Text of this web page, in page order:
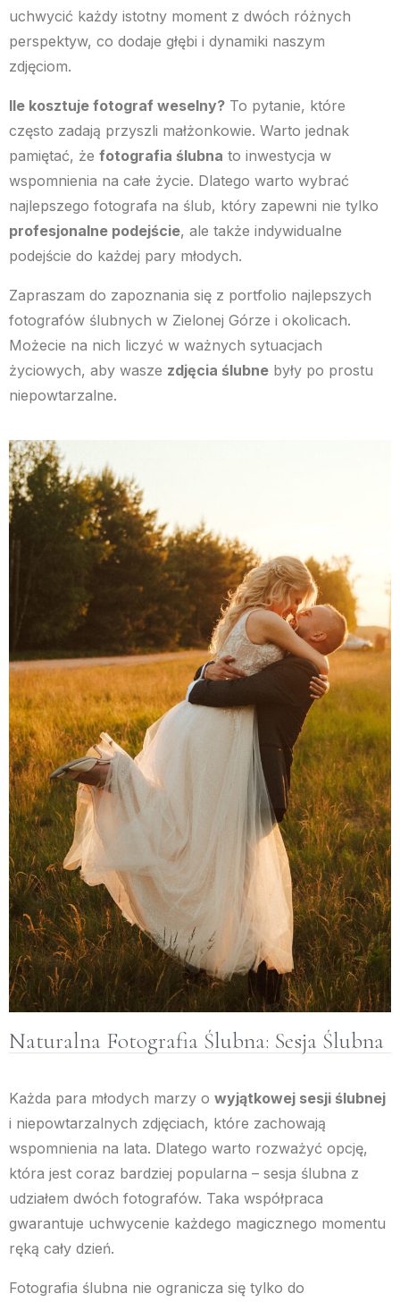
uchwycić każdy istotny moment z dwóch różnych
perspektyw, co dodaje głębi i dynamiki naszym
zdjęciom.
Ile kosztuje fotograf weselny? To pytanie, które
często zadają przyszli małżonkowie. Warto jednak
pamiętać, że fotografia ślubna to inwestycja w
wspomnienia na całe życie. Dlatego warto wybrać
najlepszego fotografa na ślub, który zapewni nie tylko
profesjonalne podejście, ale także indywidualne
podejście do każdej pary młodych.
Zapraszam do zapoznania się z portfolio najlepszych
fotografów ślubnych w Zielonej Górze i okolicach.
Możecie na nich liczyć w ważnych sytuacjach
życiowych, aby wasze zdjęcia ślubne były po prostu
niepowtarzalne.
Naturalna Fotografia Ślubna: Sesja Ślubna
Każda para młodych marzy o wyjątkowej sesji ślubnej
i niepowtarzalnych zdjęciach, które zachowają
wspomnienia na lata. Dlatego warto rozważyć opcję,
która jest coraz bardziej popularna – sesja ślubna z
udziałem dwóch fotografów. Taka współpraca
gwarantuje uchwycenie każdego magicznego momentu
ręką cały dzień.
Fotografia ślubna nie ogranicza się tylko do